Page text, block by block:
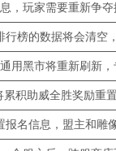
，玩家需要重新争夺
行榜的数据将会清空
用黑市将重新刷新，
积助威全胜奖励重
名信息，盟主和雕